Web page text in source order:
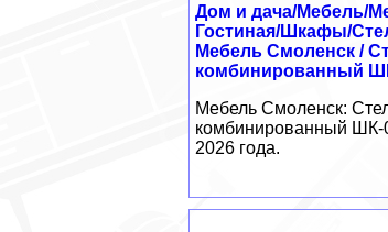
Дом и дача/Мебель/
Гостиная/Шкафы/
Мебель Смоленск /
комбинированный
Мебель Смоленск:
комбинированный ШК-
2026 года.